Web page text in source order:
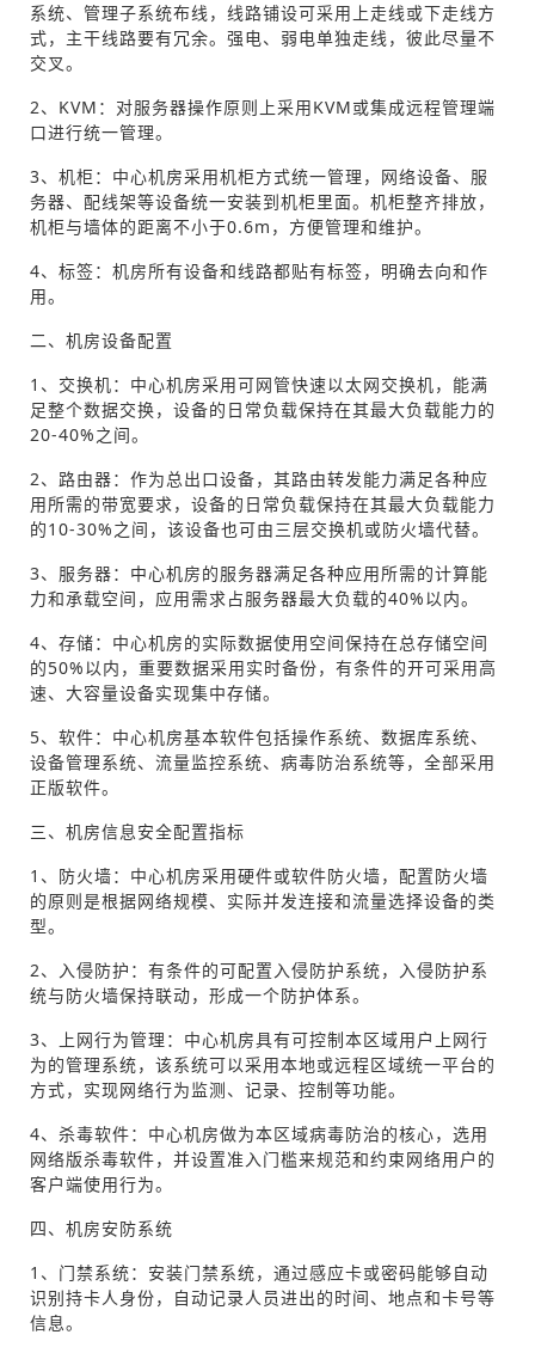
系统、管理子系统布线，线路铺设可采用上走线或下走线方
式，主干线路要有冗余。强电、弱电单独走线，彼此尽量不
交叉。
2、KVM：对服务器操作原则上采用KVM或集成远程管理端
口进行统一管理。
3、机柜：中心机房采用机柜方式统一管理，网络设备、服
务器、配线架等设备统一安装到机柜里面。机柜整齐排放，
机柜与墙体的距离不小于0.6m，方便管理和维护。
4、标签：机房所有设备和线路都贴有标签，明确去向和作
用。
二、机房设备配置
1、交换机：中心机房采用可网管快速以太网交换机，能满
足整个数据交换，设备的日常负载保持在其最大负载能力的
20-40%之间。
2、路由器：作为总出口设备，其路由转发能力满足各种应
用所需的带宽要求，设备的日常负载保持在其最大负载能力
的10-30%之间，该设备也可由三层交换机或防火墙代替。
3、服务器：中心机房的服务器满足各种应用所需的计算能
力和承载空间，应用需求占服务器最大负载的40%以内。
4、存储：中心机房的实际数据使用空间保持在总存储空间
的50%以内，重要数据采用实时备份，有条件的开可采用高
速、大容量设备实现集中存储。
5、软件：中心机房基本软件包括操作系统、数据库系统、
设备管理系统、流量监控系统、病毒防治系统等，全部采用
正版软件。
三、机房信息安全配置指标
1、防火墙：中心机房采用硬件或软件防火墙，配置防火墙
的原则是根据网络规模、实际并发连接和流量选择设备的类
型。
2、入侵防护：有条件的可配置入侵防护系统，入侵防护系
统与防火墙保持联动，形成一个防护体系。
3、上网行为管理：中心机房具有可控制本区域用户上网行
为的管理系统，该系统可以采用本地或远程区域统一平台的
方式，实现网络行为监测、记录、控制等功能。
4、杀毒软件：中心机房做为本区域病毒防治的核心，选用
网络版杀毒软件，并设置准入门槛来规范和约束网络用户的
客户端使用行为。
四、机房安防系统
1、门禁系统：安装门禁系统，通过感应卡或密码能够自动
识别持卡人身份，自动记录人员进出的时间、地点和卡号等
信息。